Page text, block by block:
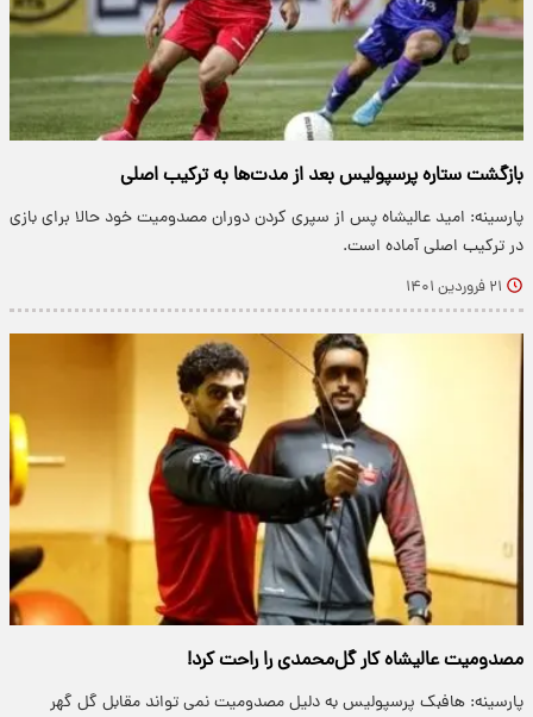
بازگشت ستاره پرسپولیس بعد از مدت‌ها به ترکیب اصلی
پارسینه: امید عالیشاه پس از سپری کردن دوران مصدومیت خود حالا برای بازی
در ترکیب اصلی آماده است.
۲۱ فروردین ۱۴۰۱
مصدومیت عالیشاه کار گل‌محمدی را راحت کرد!
پارسینه: هافبک پرسپولیس به دلیل مصدومیت نمی تواند مقابل گل گهر